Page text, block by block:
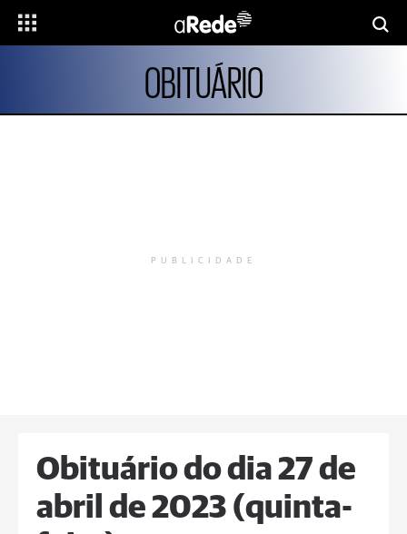
OBITUÁRIO
PUBLICIDADE
Obituário do dia 27 de
abril de 2023 (quinta-